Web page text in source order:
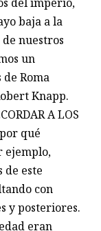
baja a la
nuestros
un
Roma
Knapp.
A LOS
qué
ejemplo,
de este
con
y posteriores.
eran